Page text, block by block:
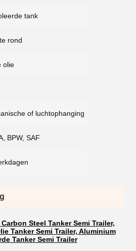
tank
rond
olie
of luchtophanging
BPW, SAF
Steel Tanker Semi Trailer,
Tanker Semi Trailer, Aluminium
Tanker Semi Trailer